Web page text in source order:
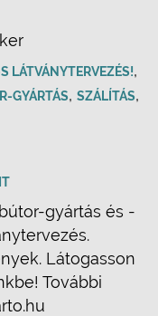
LÁTVÁNYTERVEZÉS!,
GYÁRTÁS, SZÁLÍTÁS,
gyártás és -
Látogasson
További